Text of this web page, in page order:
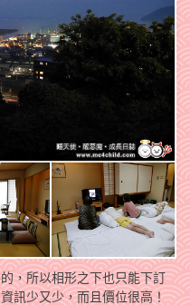
，所以相形之下也只能下訂
訊少又少，而且價位很高！